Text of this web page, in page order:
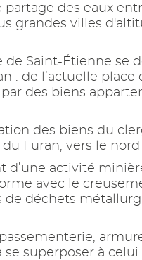
des eaux
grandes villes
Saint-Étienne se
: de l’actuelle place
des biens
des biens du
Furan, vers le nord
d’une activité
avec le
déchets
superposer à celui